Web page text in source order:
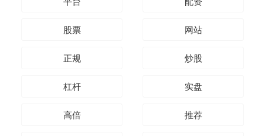
股票 网站
正规 炒股
杠杆 实盘
高倍 推荐